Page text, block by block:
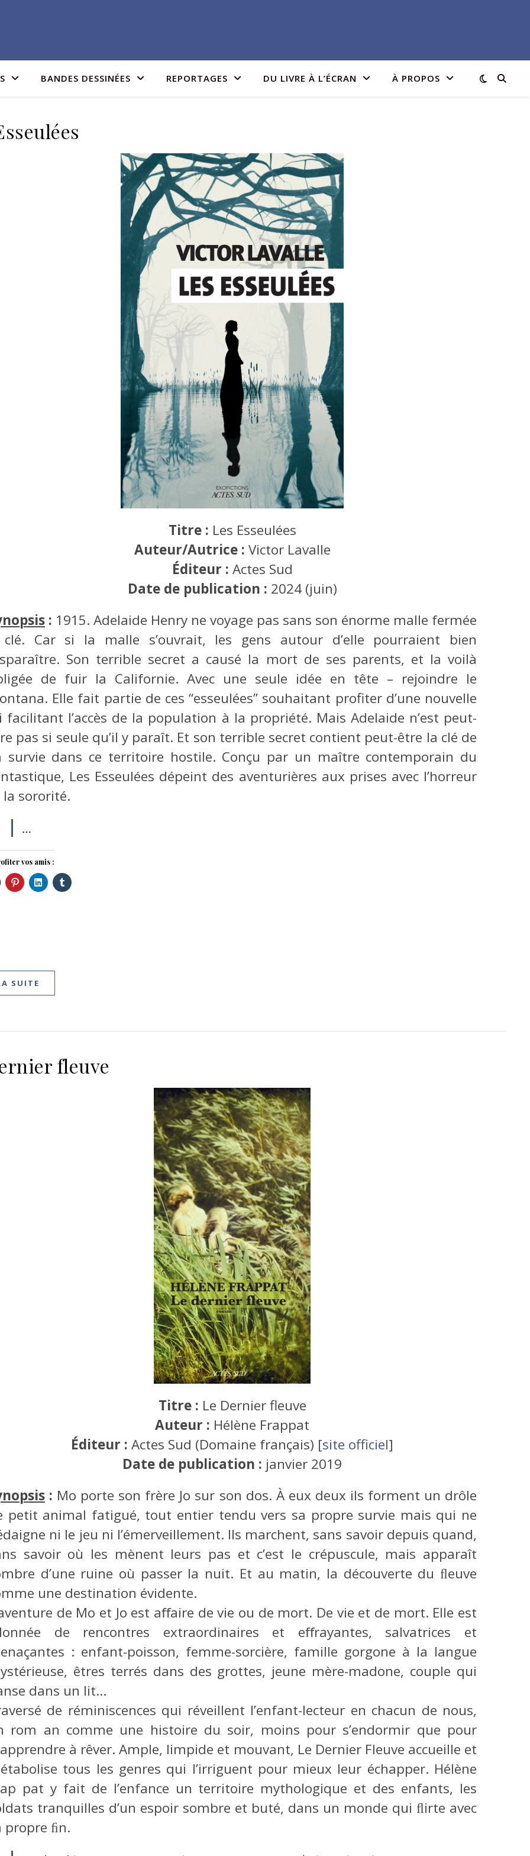
BANDES DESSINÉES REPORTAGES DU LIVRE À L’ÉCRAN À PROPOS
Titre : Les Esseulées
Auteur/Autrice : Victor Lavalle
Éditeur : Actes Sud
Date de publication : 2024 (juin)
: 1915. Adelaide Henry ne voyage pas sans son énorme malle fermée
Car si la malle s’ouvrait, les gens autour d’elle pourraient bien
Son terrible secret a causé la mort de ses parents, et la voilà
de fuir la Californie. Avec une seule idée en tête – rejoindre le
Elle fait partie de ces “esseulées” souhaitant profiter d’une nouvelle
facilitant l’accès de la population à la propriété. Mais Adelaide n’est peut-
pas si seule qu’il y paraît. Et son terrible secret contient peut-être la clé de
survie dans ce territoire hostile. Conçu par un maître contemporain du
Les Esseulées dépeint des aventurières aux prises avec l’horreur
sororité.
…
vos amis :
SUITE
fleuve
Titre : Le Dernier fleuve
Auteur : Hélène Frappat
Éditeur : Actes Sud (Domaine français) [site officiel]
Date de publication : janvier 2019
: Mo porte son frère Jo sur son dos. À eux deux ils forment un drôle
petit animal fatigué, tout entier tendu vers sa propre survie mais qui ne
ni le jeu ni l’émerveillement. Ils marchent, sans savoir depuis quand,
savoir où les mènent leurs pas et c’est le crépuscule, mais apparaît
d’une ruine où passer la nuit. Et au matin, la découverte du ﬂeuve
une destination évidente.
de Mo et Jo est aﬀaire de vie ou de mort. De vie et de mort. Elle est
de rencontres extraordinaires et eﬀrayantes, salvatrices et
: enfant-poisson, femme-sorcière, famille gorgone à la langue
êtres terrés dans des grottes, jeune mère-madone, couple qui
dans un lit…
de réminiscences qui réveillent l’enfant-lecteur en chacun de nous,
rom an comme une histoire du soir, moins pour s’endormir que pour
à rêver. Ample, limpide et mouvant, Le Dernier Fleuve accueille et
tous les genres qui l’irriguent pour mieux leur échapper. Hélène
pat y fait de l’enfance un territoire mythologique et des enfants, les
tranquilles d’un espoir sombre et buté, dans un monde qui ﬂirte avec
propre ﬁn.